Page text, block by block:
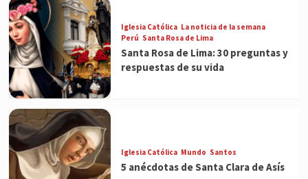
Iglesia Católica La noticia de la semana
Perú Santa Rosa de Lima
Santa Rosa de Lima: 30 preguntas y
respuestas de su vida
Iglesia Católica Mundo Santos
5 anécdotas de Santa Clara de Asís